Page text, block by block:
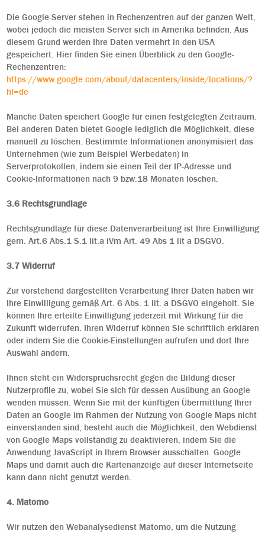
Die Google-Server stehen in Rechenzentren auf der ganzen Welt,
wobei jedoch die meisten Server sich in Amerika befinden. Aus
diesem Grund werden Ihre Daten vermehrt in den USA
gespeichert. Hier finden Sie einen Überblick zu den Google-
Rechenzentren:
https://www.google.com/about/datacenters/inside/locations/?
hl=de
Manche Daten speichert Google für einen festgelegten Zeitraum.
Bei anderen Daten bietet Google lediglich die Möglichkeit, diese
manuell zu löschen. Bestimmte Informationen anonymisiert das
Unternehmen (wie zum Beispiel Werbedaten) in
Serverprotokollen, indem sie einen Teil der IP-Adresse und
Cookie-Informationen nach 9 bzw.18 Monaten löschen.
3.6 Rechtsgrundlage
Rechtsgrundlage für diese Datenverarbeitung ist Ihre Einwilligung
gem. Art.6 Abs.1 S.1 lit.a iVm Art. 49 Abs 1 lit a DSGVO.
3.7 Widerruf
Zur vorstehend dargestellten Verarbeitung Ihrer Daten haben wir
Ihre Einwilligung gemäß Art. 6 Abs. 1 lit. a DSGVO eingeholt. Sie
können Ihre erteilte Einwilligung jederzeit mit Wirkung für die
Zukunft widerrufen. Ihren Widerruf können Sie schriftlich erklären
oder indem Sie die Cookie-Einstellungen aufrufen und dort Ihre
Auswahl ändern.
Ihnen steht ein Widerspruchsrecht gegen die Bildung dieser
Nutzerprofile zu, wobei Sie sich für dessen Ausübung an Google
wenden müssen. Wenn Sie mit der künftigen Übermittlung Ihrer
Daten an Google im Rahmen der Nutzung von Google Maps nicht
einverstanden sind, besteht auch die Möglichkeit, den Webdienst
von Google Maps vollständig zu deaktivieren, indem Sie die
Anwendung JavaScript in Ihrem Browser ausschalten. Google
Maps und damit auch die Kartenanzeige auf dieser Internetseite
kann dann nicht genutzt werden.
4. Matomo
Wir nutzen den Webanalysedienst Matomo, um die Nutzung